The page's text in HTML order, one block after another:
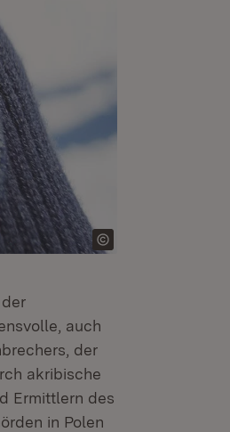
auch
der
akribische
Ermittlern des
in Polen